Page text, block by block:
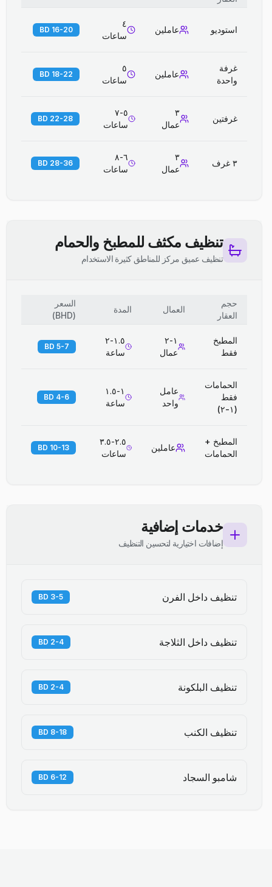
استوديو عاملين
٤
ساعات
16-20 BD
غرفة
واحدة
عاملين
٥
ساعات
18-22 BD
غرفتين
٣
عمال
٥-٧
ساعات
22-28 BD
٣ غرف
٣
عمال
٦-٨
ساعات
28-36 BD
تنظيف مكثف للمطبخ والحمام
تنظيف عميق مركز للمناطق كثيرة الاستخدام
حجم
العقار
العمال المدة
السعر
(
BHD
)
المطبخ
فقط
١-٢
عمال
١.٥-٢
ساعة
5-7 BD
الحمامات
فقط
(١-٢)
عامل
واحد
١-١.٥
ساعة
4-6 BD
المطبخ +
الحمامات
عاملين
٢.٥-٣.٥
ساعات
10-13 BD
خدمات إضافية
إضافات اختيارية لتحسين التنظيف
تنظيف داخل الفرن 3-5 BD
تنظيف داخل الثلاجة 2-4 BD
تنظيف البلكونة 2-4 BD
تنظيف الكنب 8-18 BD
شامبو السجاد 6-12 BD